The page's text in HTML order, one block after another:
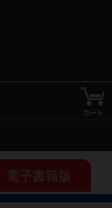
電子書籍版